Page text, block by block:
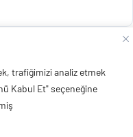
trafiğimizi analiz etmek
Kabul Et" seçeneğine